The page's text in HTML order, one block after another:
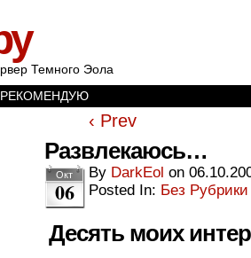
Темного Эола
РЕКОМЕНДУЮ
‹ Prev
Развлекаюсь…
Окт
06
By DarkEol on
Posted In: Без Рубрики
Десять моих